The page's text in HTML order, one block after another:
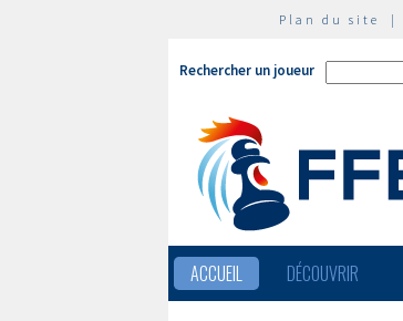
Plan du site |
Rechercher un joueur
ACCUEIL DÉCOUVRIR